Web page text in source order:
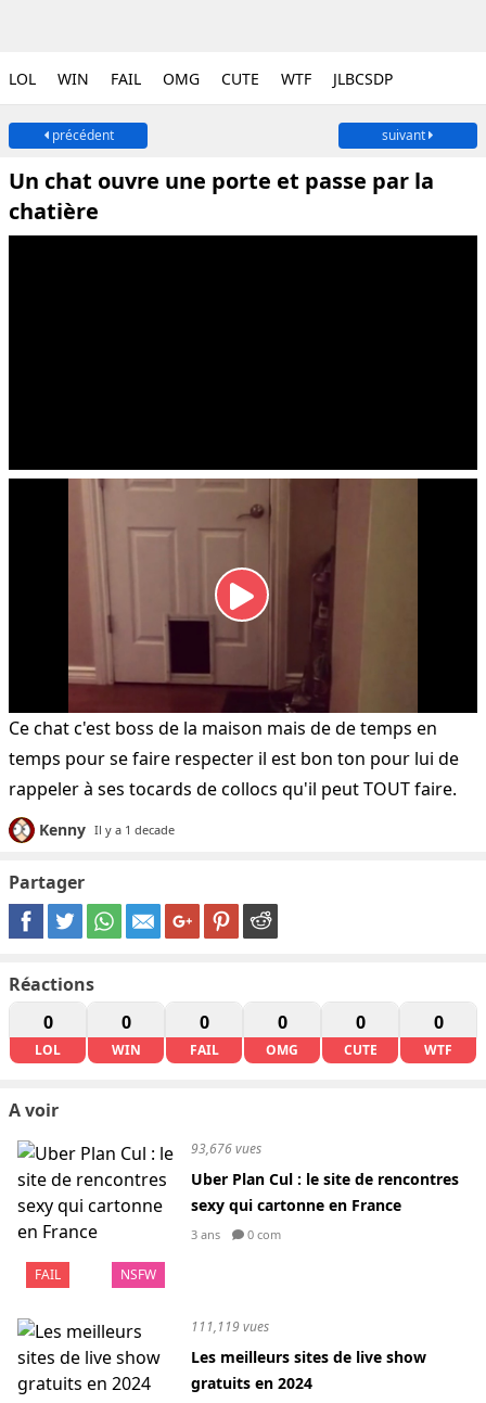
LOL WIN FAIL OMG CUTE WTF JLBCSDP
précédent suivant
Un chat ouvre une porte et passe par la
chatière
Ce chat c'est boss de la maison mais de de temps en
temps pour se faire respecter il est bon ton pour lui de
rappeler à ses tocards de collocs qu'il peut TOUT faire.
Kenny Il y a 1 decade
Partager
Réactions
0
LOL
0
WIN
0
FAIL
0
OMG
0
CUTE
0
WTF
A voir
FAIL NSFW
93,676 vues
Uber Plan Cul : le site de rencontres
sexy qui cartonne en France
3 ans 0 com
111,119 vues
Les meilleurs sites de live show
gratuits en 2024